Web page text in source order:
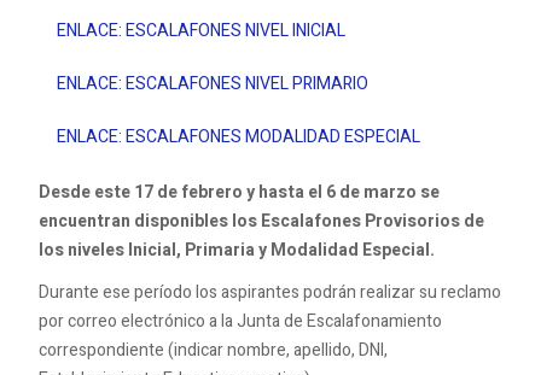
ENLACE: ESCALAFONES NIVEL INICIAL
ENLACE: ESCALAFONES NIVEL PRIMARIO
ENLACE: ESCALAFONES MODALIDAD ESPECIAL
Desde este 17 de febrero y hasta el 6 de marzo se
encuentran disponibles los Escalafones Provisorios de
los niveles Inicial, Primaria y Modalidad Especial.
Durante ese período los aspirantes podrán realizar su reclamo
por correo electrónico a la Junta de Escalafonamiento
correspondiente (indicar nombre, apellido, DNI,